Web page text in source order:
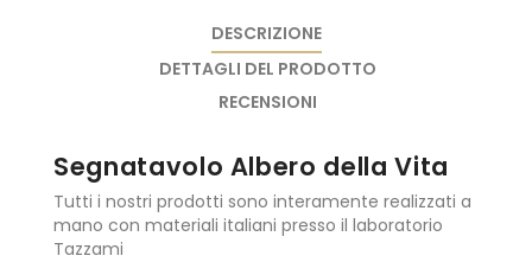
DESCRIZIONE
DETTAGLI DEL PRODOTTO
RECENSIONI
Segnatavolo Albero della Vita
Tutti i nostri prodotti sono interamente realizzati a
mano con materiali italiani presso il laboratorio
Tazzami